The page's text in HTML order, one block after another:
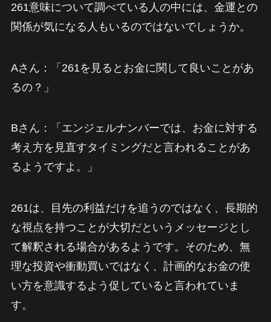
261意味について調べている人の中には、金運との
関係が気になる人もいるのではないでしょうか。
Aさん：「261を見るとお金に関して良いことがあ
るの？」
Bさん：「エンジェルナンバーでは、お金に対する
考え方を見直すタイミングだと言われることがあ
るようですよ。」
261は、目先の利益だけを追うのではなく、長期的
な視点を持つことが大切だというメッセージとし
て解釈される場合があるようです。そのため、無
理な投資や衝動買いではなく、計画的なお金の使
い方を意識するよう促していると言われていま
す。